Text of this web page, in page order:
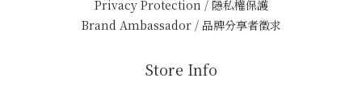
Privacy Protection / 隱私權保護
Brand Ambassador / 品牌分享者徵求
Store Info